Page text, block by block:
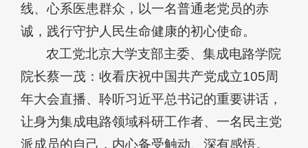
线、心系医患群众，以一名普通老党员的赤
诚，践行守护人民生命健康的初心使命。
农工党北京大学支部主委、集成电路学院
院长蔡一茂：收看庆祝中国共产党成立105周
年大会直播、聆听习近平总书记的重要讲话，
让身为集成电路领域科研工作者、一名民主党
派成员的自己，内心备受触动、深有感悟。